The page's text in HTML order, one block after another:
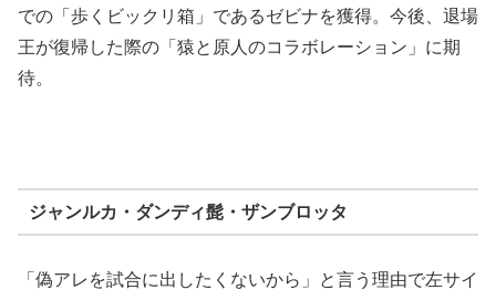
での「歩くビックリ箱」であるゼビナを獲得。今後、退場
王が復帰した際の「猿と原人のコラボレーション」に期
待。
ジャンルカ・ダンディ髭・ザンブロッタ
「偽アレを試合に出したくないから」と言う理由で左サイ